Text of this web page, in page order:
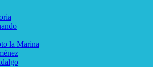
la Marina